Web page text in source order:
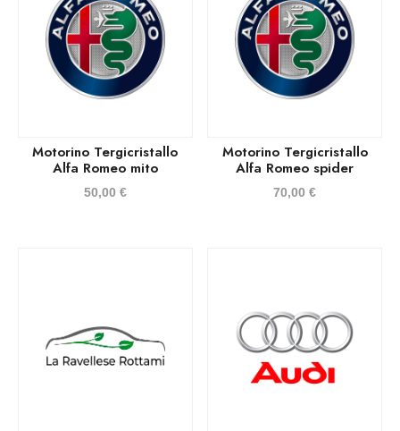
Motorino Tergicristallo
Alfa Romeo mito
50,00 €
Motorino Tergicristallo
Alfa Romeo spider
70,00€